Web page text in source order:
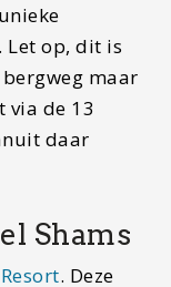
Let op, dit is
maar
via de 13
daar
Shams
. Deze